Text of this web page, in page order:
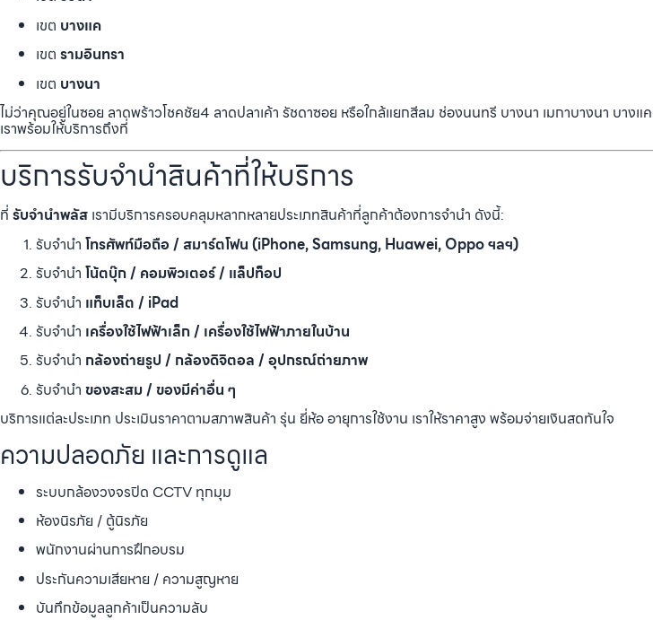
เขต บางแค
เขต รามอินทรา
เขต บางนา
ไม่ว่าคุณอยู่ในซอย ลาดพร้าวโชคชัย4 ลาดปลาเค้า รัชดาซอย หรือใกล้แยกสีลม ช่องนนทรี บางนา เมกาบางนา บา
เราพร้อมให้บริการถึงที่
บริการรับจำนำสินค้าที่ให้บริการ
ที่ รับจำนำพลัส เรามีบริการครอบคลุมหลากหลายประเภทสินค้าที่ลูกค้าต้องการจำนำ ดังนี้:
รับจำนำ โทรศัพท์มือถือ / สมาร์ตโฟน (iPhone, Samsung, Huawei, Oppo ฯลฯ)
รับจำนำ โน้ตบุ๊ก / คอมพิวเตอร์ / แล็ปท็อป
รับจำนำ แท็บเล็ต / iPad
รับจำนำ เครื่องใช้ไฟฟ้าเล็ก / เครื่องใช้ไฟฟ้าภายในบ้าน
รับจำนำ กล้องถ่ายรูป / กล้องดิจิตอล / อุปกรณ์ถ่ายภาพ
รับจำนำ ของสะสม / ของมีค่าอื่น ๆ
บริการแต่ละประเภท ประเมินราคาตามสภาพสินค้า รุ่น ยี่ห้อ อายุการใช้งาน เราให้ราคาสูง พร้อมจ่ายเงินสดทันใจ
ความปลอดภัย และการดูแล
ระบบกล้องวงจรปิด CCTV ทุกมุม
ห้องนิรภัย / ตู้นิรภัย
พนักงานผ่านการฝึกอบรม
ประกันความเสียหาย / ความสูญหาย
บันทึกข้อมูลลูกค้าเป็นความลับ